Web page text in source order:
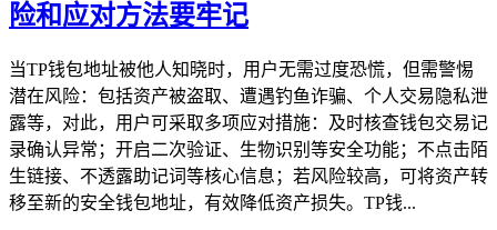
险和应对方法要牢记
当TP钱包地址被他人知晓时，用户无需过度恐慌，但需警惕
潜在风险：包括资产被盗取、遭遇钓鱼诈骗、个人交易隐私泄
露等，对此，用户可采取多项应对措施：及时核查钱包交易记
录确认异常；开启二次验证、生物识别等安全功能；不点击陌
生链接、不透露助记词等核心信息；若风险较高，可将资产转
移至新的安全钱包地址，有效降低资产损失。TP钱...